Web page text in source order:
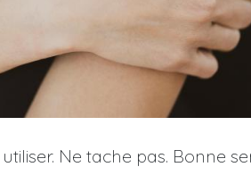
Ne tache pas. Bonne